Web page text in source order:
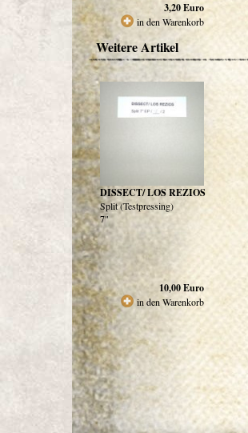
3,20Euro
in den Warenkorb
Weitere Artikel
DISSECT/ LOS REZIOS
Split (Testpressing)
7"
10,00Euro
in den Warenkorb